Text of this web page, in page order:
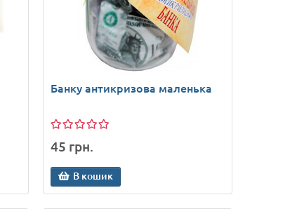
Банку антикризова маленька
45 грн.
В кошик